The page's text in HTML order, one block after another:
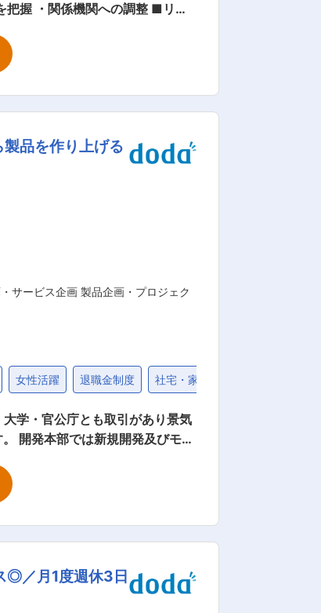
・関係機関への調整 ■リネ
り出し事業（HR事業）」で
増える仕組みとなります。 私た
していきます。 変更の範
品を作り上げる
サービス企画 製品企画・プロジェク
女性活躍 退職金制度 社宅・家賃補助制度
学・官公庁とも取引があり景気
開発本部では新規開発及びモデ
当社の製品において、開発時に
た、環境を意識した製品も増え
◎／月1度週休3日